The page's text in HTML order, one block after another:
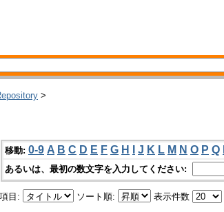
>
移動: 0-9 A B C D E F G H J K L M N O P Q
あるいは、最初の数文字を入力してください:
目: ソート順: 表示件数